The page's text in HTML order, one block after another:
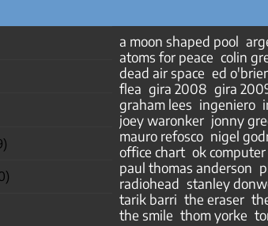
a moon shaped pool
atoms for peace colin
dead air space ed
flea gira 2008 gira
graham lees ingeniero
joey waronker jonny
mauro refosco nigel
office chart ok computer
paul thomas anderson
radiohead stanley
tarik barri the eraser
the smile thom yorke